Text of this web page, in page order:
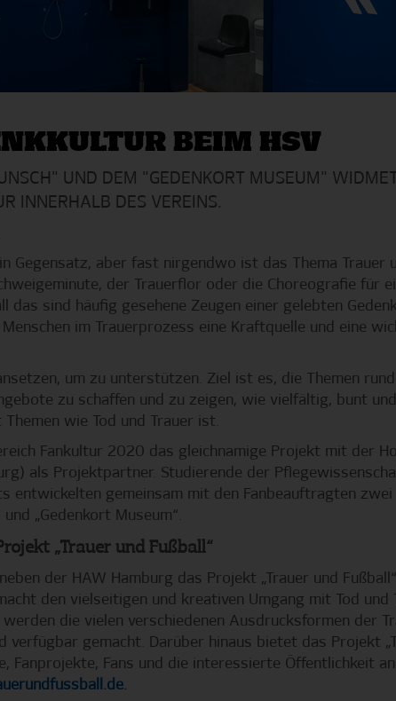
BEIM HSV
UND DEM "GEDENKORT MUSEUM"
INNERHALB DES VEREINS.
Gegensatz, aber fast nirgendwo ist das Thema Trauer
der Trauerflor oder die Choreografie für
das sind häufig gesehene Zeugen einer gelebten
im Trauerprozess eine Kraftquelle und eine
um zu unterstützen. Ziel ist es, die Themen
zu schaffen und zu zeigen, wie vielfältig, bunt
wie Tod und Trauer ist.
Fankultur 2020 das gleichnamige Projekt mit der
als Projektpartner. Studierende der
entwickelten gemeinsam mit den Fanbeauftragten zwei
„Gedenkort Museum“.
„Trauer und Fußball“
der HAW Hamburg das Projekt „Trauer und
den vielseitigen und kreativen Umgang mit Tod und
die vielen verschiedenen Ausdrucksformen der
verfügbar gemacht. Darüber hinaus bietet das Projekt
Fanprojekte, Fans und die interessierte Öffentlichkeit
.